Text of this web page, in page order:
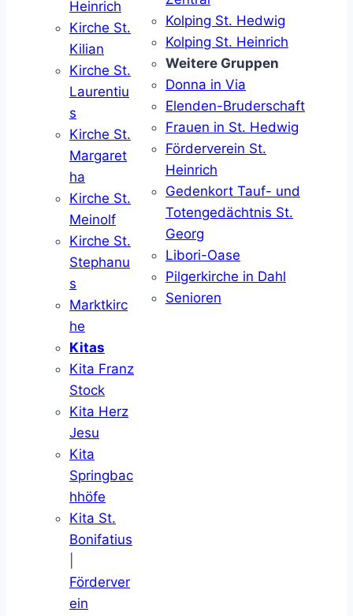
Heinrich
Kirche St.
Kilian
Kirche St.
Laurentiu
s
Kirche St.
Margaret
ha
Kirche St.
Meinolf
Kirche St.
Stephanu
s
Marktkirc
he
Kitas
Kita Franz
Stock
Kita Herz
Jesu
Kita
Springbac
hhöfe
Kita St.
Bonifatius
Förderver
ein
Kolping St. Hedwig
Kolping St. Heinrich
Weitere Gruppen
Donna in Via
Elenden-Bruderschaft
Frauen in St. Hedwig
Förderverein St.
Heinrich
Gedenkort Tauf- und
Totengedächtnis St.
Georg
Libori-Oase
Pilgerkirche in Dahl
Senioren